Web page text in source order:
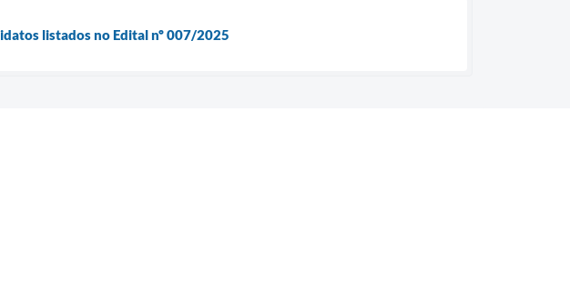
listados no Edital nº 007/2025